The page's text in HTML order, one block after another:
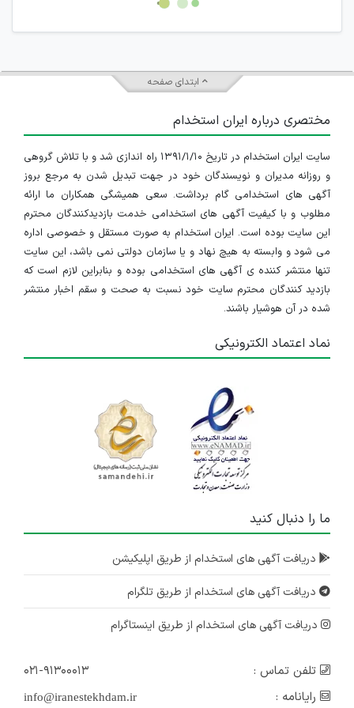
ابتدای صفحه
مختصری درباره ایران استخدام
سایت ایران استخدام در تاریخ ۱۳۹۱/۱/۱۰ راه اندازی شد و با تلاش گروهی
و روزانه مدیران و نویسندگان خود در جهت تبدیل شدن به مرجع بروز
آگهی های استخدامی گام برداشت. سعی همیشگی همکاران ما ارائه
مطلوب و با کیفیت آگهی های استخدامی خدمت بازدیدکنندگان محترم
این سایت بوده است. ایران استخدام به صورت مستقل و خصوصی اداره
می شود و وابسته به هیچ نهاد و یا سازمان دولتی نمی باشد، این سایت
تنها منتشر کننده ی آگهی های استخدامی بوده و بنابراین لازم است که
بازدید کنندگان محترم سایت خود نسبت به صحت و سقم اخبار منتشر
شده در آن هوشیار باشند.
نماد اعتماد الکترونیکی
ما را دنبال کنید
دریافت آگهی های استخدام از طریق اپلیکیشن
دریافت آگهی های استخدام از طریق تلگرام
دریافت آگهی های استخدام از طریق اینستاگرام
تلفن تماس :
۰۲۱-۹۱۳۰۰۰۱۳
رایانامه :
info@iranestekhdam.ir